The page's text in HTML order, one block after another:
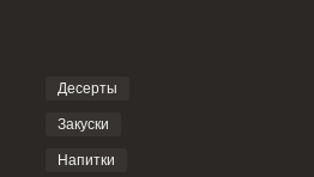
Десерты
Закуски
Напитки